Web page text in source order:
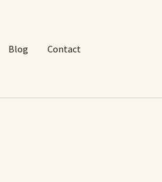
Blog Contact